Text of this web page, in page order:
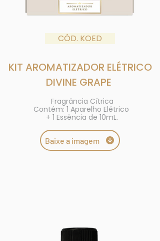
CÓD. KOED
KIT AROMATIZADOR ELÉTRICO
DIVINE GRAPE
Fragrância Cítrica
Contém: 1 Aparelho Elétrico
+ 1 Essência de 10mL.
Baixe a imagem